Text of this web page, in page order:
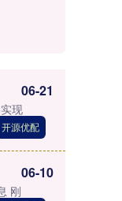
现
开源优配
06-21
刚
06-10